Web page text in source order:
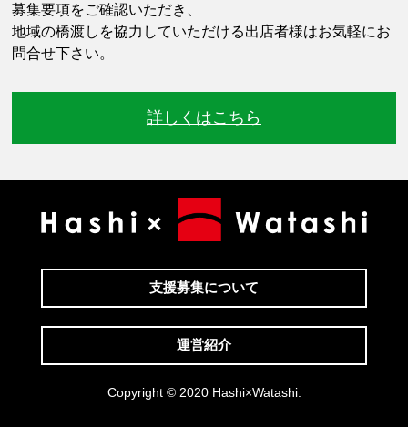
募集要項をご確認いただき、
地域の橋渡しを協力していただける出店者様はお気軽にお
問合せ下さい。
詳しくはこちら
支援募集について
運営紹介
Copyright © 2020 Hashi×Watashi.